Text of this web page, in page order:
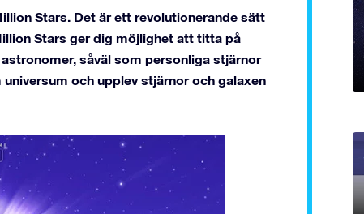
Stars. Det är ett revolutionerande sätt
Stars ger dig möjlighet att titta på
såväl som personliga stjärnor
och upplev stjärnor och galaxen